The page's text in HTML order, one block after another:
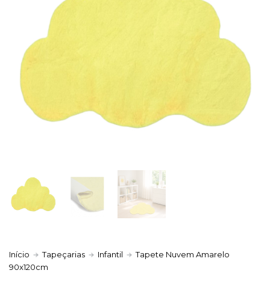
Início Tapeçarias Infantil
Tapete Nuvem Amarelo
90x120cm